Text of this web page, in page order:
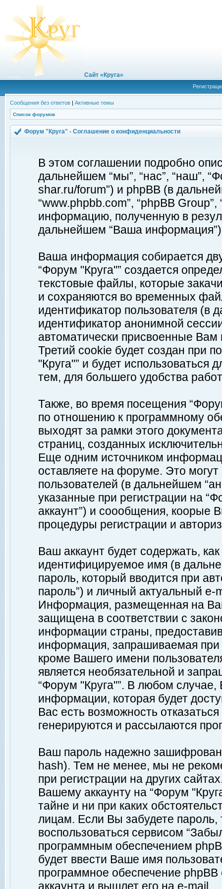
Сайт «Круга»
Сообщения без ответов | Активные темы
Список форумов
Форум "Круга" - Соглашение о конфиденциальности
В этом соглашении подробно
дальнейшем “мы”, “нас”, “наш”,
shar.ru/forum”) и phpBB (в
“www.phpbb.com”, “phpBB
информацию, полученную в
дальнейшем “Ваша
Ваша информация собирается
“Форум "Круга"” создается
текстовые файлы, которые
и сохраняются во временных
идентификатор пользователя (в
идентификатор анонимной
автоматически присвоенные
Третий cookie будет создан при
"Круга"” и будет
тем, для большего удобства
Также, во время посещения
по отношению к программному
выходят за рамки этого
страниц, созданных
Еще одним источником
оставляете на форуме. Это
пользователей (в дальнейшем
указанные при регистрации на
аккаунт”) и соообщения, коорые
процедуры регистрации и
Ваш аккаунт будет содержать,
идентифицируемое имя (в
пароль, который вводится при
пароль”) и личный актуальный
Информация, размещенная на
защищена в соответствии с
информации страны,
информация, запрашиваемая при
кроме Вашего имени
является необязательной и
“Форум "Круга"”. В любом
информации, которая будет
Вас есть возможность
генерируются и рассылаются
Ваш пароль надежно
hash). Тем не менее, мы не
при регистрации на других
Вашему аккаунту на “Форум
тайне и ни при каких
лицам. Если Вы забудете пароль,
воспользоваться сервисом
программным обеспечением
будет ввести Ваше имя
программное обеспечение
аккаунта и вышлет его на e-mail.